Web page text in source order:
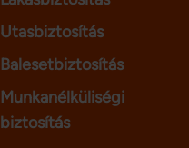
Utasbiztosítás
Balesetbiztosítás
Munkanélküliségi
biztosítás